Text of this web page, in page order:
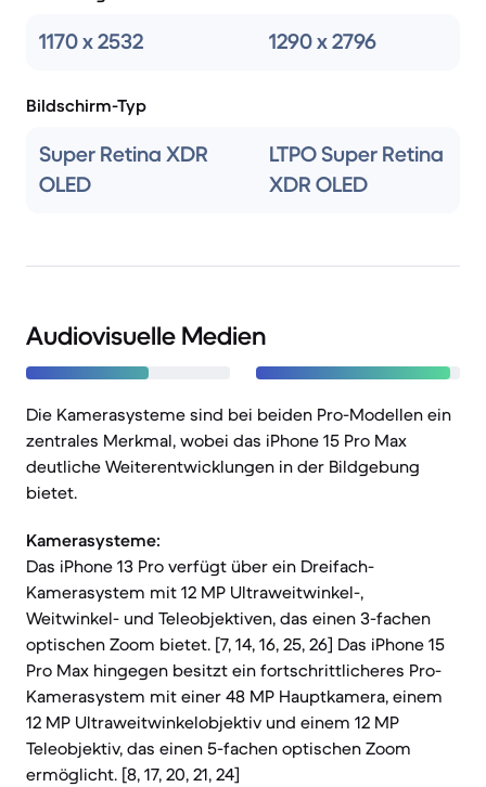
1170 x 2532 1290 x 2796
Bildschirm-Typ
Super Retina XDR
OLED
LTPO Super Retina
XDR OLED
Audiovisuelle Medien
Die Kamerasysteme sind bei beiden Pro-Modellen ein
zentrales Merkmal, wobei das iPhone 15 Pro Max
deutliche Weiterentwicklungen in der Bildgebung
bietet.
Kamerasysteme:
Das iPhone 13 Pro verfügt über ein Dreifach-
Kamerasystem mit 12 MP Ultraweitwinkel-,
Weitwinkel- und Teleobjektiven, das einen 3-fachen
optischen Zoom bietet. [7, 14, 16, 25, 26] Das iPhone 15
Pro Max hingegen besitzt ein fortschrittlicheres Pro-
Kamerasystem mit einer 48 MP Hauptkamera, einem
12 MP Ultraweitwinkelobjektiv und einem 12 MP
Teleobjektiv, das einen 5-fachen optischen Zoom
ermöglicht. [8, 17, 20, 21, 24]